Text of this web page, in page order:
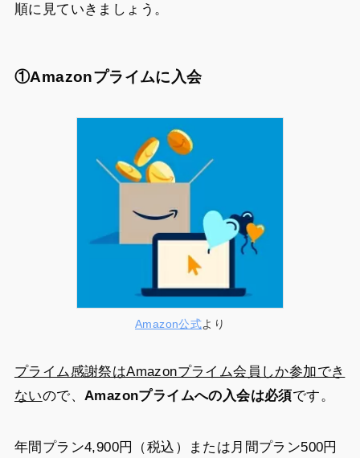
順に見ていきましょう。
①Amazonプライムに入会
Amazon公式より
プライム感謝祭はAmazonプライム会員しか参加でき
ないので、 Amazonプライムへの入会は必須です。
年間プラン4,900円（税込）または月間プラン500円